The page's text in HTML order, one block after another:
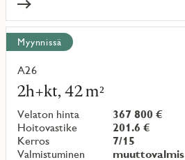
Myynnissä
A26
2h+kt, 42 m²
Velaton hinta
367 800 €
Hoitovastike
201.6 €
Kerros
7/15
Valmistuminen
muuttovalmis
Lue
lisää
kohteesta